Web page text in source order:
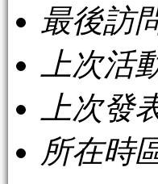
最後訪
上次活
上次發
所在時